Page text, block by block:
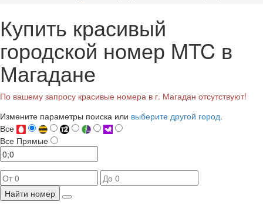
Купить красивый
городской номер MTC в
Магадане
По вашему запросу красивые номера в г. Магадан отсутствуют!
Измените параметры поиска или выберите другой город.
Все
Все Прямые
Найти номер